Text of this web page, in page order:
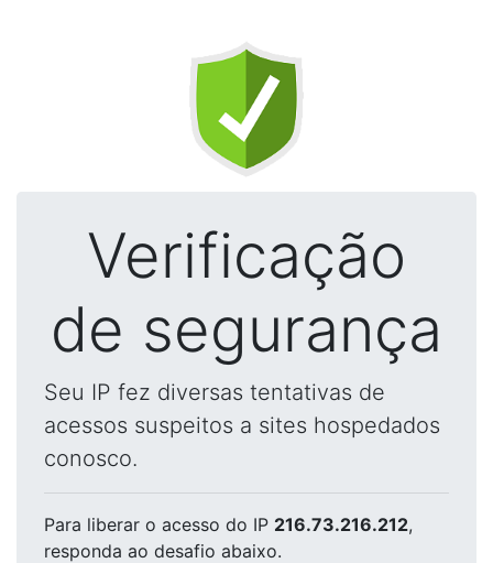
Verificação
de segurança
Seu IP fez diversas tentativas de
acessos suspeitos a sites hospedados
conosco.
Para liberar o acesso do IP 216.73.216.212,
responda ao desafio abaixo.